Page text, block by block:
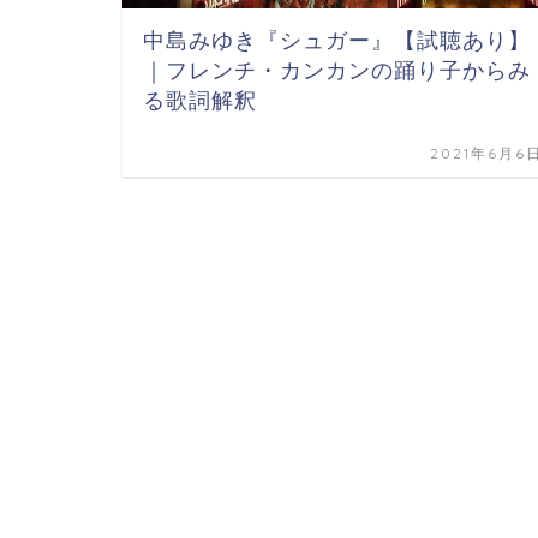
中島みゆき『シュガー』【試聴あり】
｜フレンチ・カンカンの踊り子からみ
る歌詞解釈
2021年6月6